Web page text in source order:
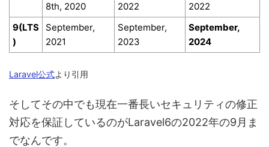
8th, 2020
2022
2022
9(LTS
)
September,
2021
September,
2023
September,
2024
Laravel公式より引用
そしてその中でも現在一番長いセキュリティの修正
対応を保証しているのがLaravel6の2022年の9月ま
でなんです。